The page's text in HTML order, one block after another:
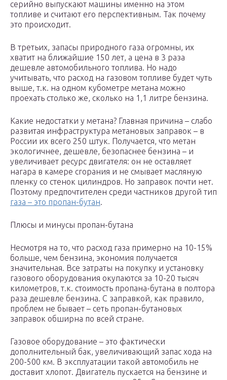
серийно выпускают машины именно на этом
топливе и считают его перспективным. Так почему
это происходит.
В третьих, запасы природного газа огромны, их
хватит на ближайшие 150 лет, а цена в 3 раза
дешевле автомобильного топлива. Но надо
учитывать, что расход на газовом топливе будет чуть
выше, т.к. на одном кубометре метана можно
проехать столько же, сколько на 1,1 литре бензина.
Какие недостатки у метана? Главная причина – слабо
развитая инфраструктура метановых заправок – в
России их всего 250 штук. Получается, что метан
экологичнее, дешевле, безопаснее бензина – и
увеличивает ресурс двигателя: он не оставляет
нагара в камере сгорания и не смывает масляную
пленку со стенок цилиндров. Но заправок почти нет.
Поэтому предпочтителен среди частников другой тип
газа – это пропан-бутан.
Плюсы и минусы пропан-бутана
Несмотря на то, что расход газа примерно на 10-15%
больше, чем бензина, экономия получается
значительная. Все затраты на покупку и установку
газового оборудования окупаются за 10-20 тысяч
километров, т.к. стоимость пропана-бутана в полтора
раза дешевле бензина. С заправкой, как правило,
проблем не бывает – сеть пропан-бутановых
заправок обширна по всей стране.
Газовое оборудование – это фактически
дополнительный бак, увеличивающий запас хода на
200-500 км. В эксплуатации такой автомобиль не
доставит хлопот. Двигатель пускается на бензине и